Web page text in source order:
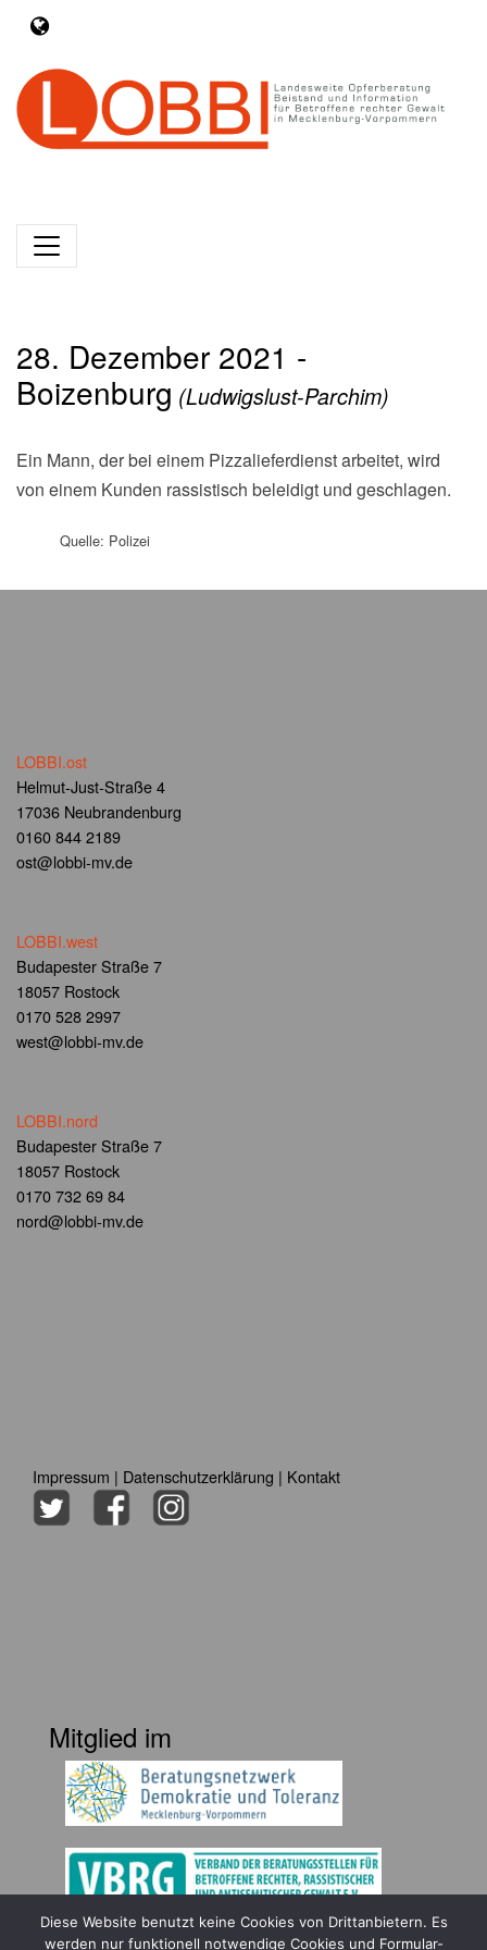
28. Dezember 2021 -
Boizenburg (Ludwigslust-Parchim)
Ein Mann, der bei einem Pizzalieferdienst arbeitet, wird
von einem Kunden rassistisch beleidigt und geschlagen.
Quelle: Polizei
LOBBI.ost
Helmut-Just-Straße 4
17036 Neubrandenburg
0160 844 2189
ost@lobbi-mv.de
LOBBI.west
Budapester Straße 7
18057 Rostock
0170 528 2997
west@lobbi-mv.de
LOBBI.nord
Budapester Straße 7
18057 Rostock
0170 732 69 84
nord@lobbi-mv.de
Impressum | Datenschutzerklärung | Kontakt
Mitglied im
Diese Website benutzt keine Cookies von Drittanbietern. Es
werden nur funktionell notwendige Cookies und Formular-